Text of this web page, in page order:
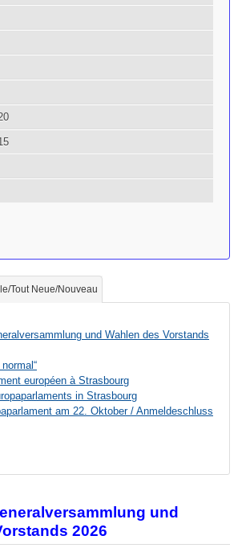
Tout Neue/Nouveau
und Wahlen des Vorstands
européen à Strasbourg
in Strasbourg
am 22. Oktober / Anmeldeschluss
und
2026